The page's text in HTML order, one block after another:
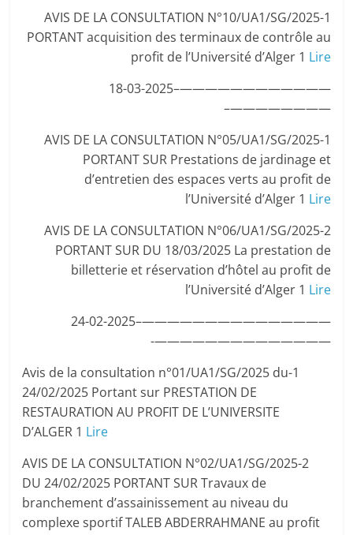
1-AVIS DE LA CONSULTATION N°10/UA1/SG/2025
PORTANT acquisition des terminaux de contrôle au
profit de l’Université d’Alger 1 Lire
————————————–18-03-2025
————————–
1-AVIS DE LA CONSULTATION N°05/UA1/SG/2025
PORTANT SUR Prestations de jardinage et
d’entretien des espaces verts au profit de
l’Université d’Alger 1 Lire
2-AVIS DE LA CONSULTATION N°06/UA1/SG/2025
PORTANT SUR DU 18/03/2025 La prestation de
billetterie et réservation d’hôtel au profit de
l’Université d’Alger 1 Lire
———————————————–24-02-2025
——————————————-
1-Avis de la consultation n°01/UA1/SG/2025 du
24/02/2025 Portant sur PRESTATION DE
RESTAURATION AU PROFIT DE L’UNIVERSITE
D’ALGER 1 Lire
2-AVIS DE LA CONSULTATION N°02/UA1/SG/2025
DU 24/02/2025 PORTANT SUR Travaux de
branchement d’assainissement au niveau du
complexe sportif TALEB ABDERRAHMANE au profit